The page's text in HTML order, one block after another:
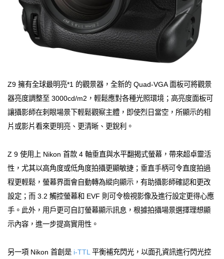
Z9 擁有全球最明亮*1 的觀景器，全新的 Quad-VGA 面板可將觀景
器亮度調整至 3000cd/m2，輕鬆應對各種光照環境；高亮度面板可
讓攝影師在刺眼場景下輕鬆觀察主體，即使烈日當空，所顯示的相
片或影片看來更明亮、更清晰、更銳利。
Z 9 使用上 Nikon 首款 4 軸垂直與水平翻揭式螢幕，帶來超卓靈活
性，尤其以高角度或低角度拍攝更顯敏捷；垂直手柄可令直度拍過
程更輕鬆，螢幕界面會自動轉為縱向顯示，有助攝影師確認和更改
設定；而 3.2 觸控螢幕和 EVF 則可令檢視影像及進行設定更得心應
手。此外，用戶更可自訂螢幕顯示訊息，根據拍攝場景選擇理想顯
示內容，進一步提高實用性。
另一項 Nikon 首創是 i-TTL 平衡補充閃光，以面孔資訊進行閃光控